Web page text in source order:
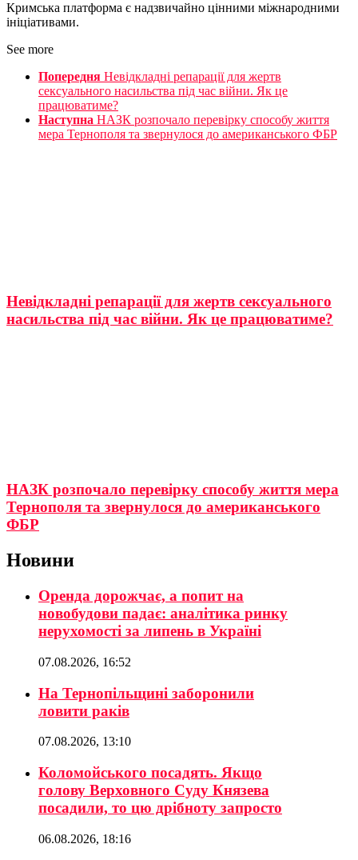
Кримська платформа є надзвичайно цінними міжнародними
ініціативами.
See more
Попередня Невідкладні репарації для жертв
сексуального насильства під час війни. Як це
працюватиме?
Наступна НАЗК розпочало перевірку способу життя
мера Тернополя та звернулося до американського ФБР
Невідкладні репарації для жертв сексуального
насильства під час війни. Як це працюватиме?
НАЗК розпочало перевірку способу життя мера
Тернополя та звернулося до американського
ФБР
Новини
Оренда дорожчає, а попит на
новобудови падає: аналітика ринку
нерухомості за липень в Україні
07.08.2026, 16:52
На Тернопільщині заборонили
ловити раків
07.08.2026, 13:10
Коломойського посадять. Якщо
голову Верховного Суду Князева
посадили, то цю дрібноту запросто
06.08.2026, 18:16